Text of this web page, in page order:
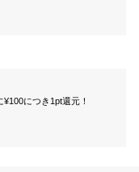
につき1pt還元！